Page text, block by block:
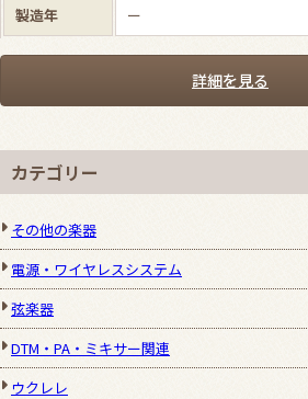
製造年 ー
詳細を見る
カテゴリー
その他の楽器
電源・ワイヤレスシステム
弦楽器
DTM・PA・ミキサー関連
ウクレレ